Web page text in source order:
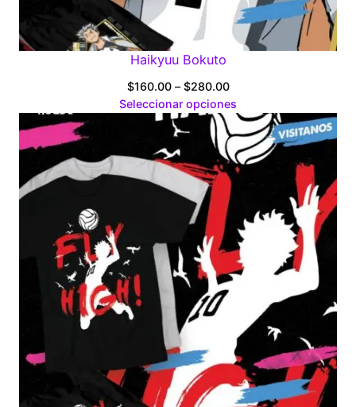
Haikyuu Bokuto
$160.00 – $280.00Price
range:
$160.00
through
$280.00
Seleccionar opciones